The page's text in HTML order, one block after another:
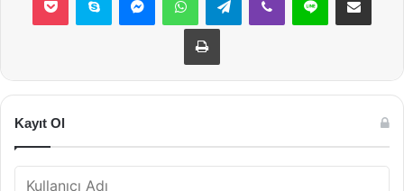
Yazdır
Kayıt Ol